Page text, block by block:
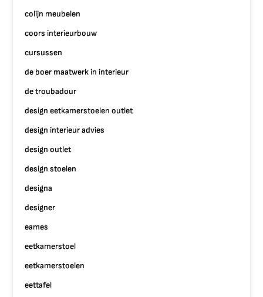
colijn meubelen
coors interieurbouw
cursussen
de boer maatwerk in interieur
de troubadour
design eetkamerstoelen outlet
design interieur advies
design outlet
design stoelen
designa
designer
eames
eetkamerstoel
eetkamerstoelen
eettafel